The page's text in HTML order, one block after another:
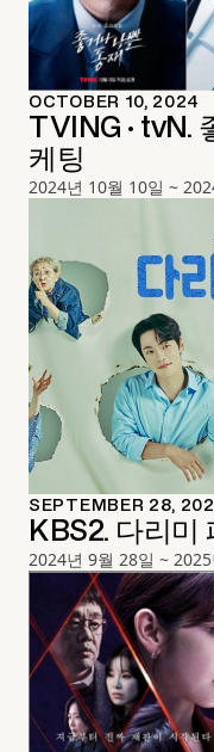
OCTOBER 10, 2024
TVING · tvN.
케팅
2024년 10월 10일 ~
SEPTEMBER 28,
KBS2. 다리미
2024년 9월 28일 ~